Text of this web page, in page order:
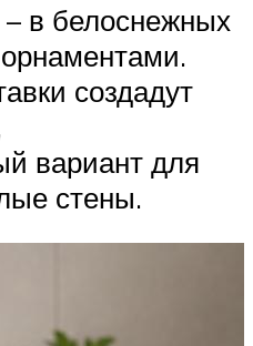
в белоснежных
создадут
вариант для
стены.